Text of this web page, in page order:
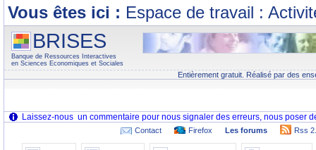
Vous êtes ici : Espace de travail :
BRISES
Banque de Ressources Interactives
en Sciences Economiques et Sociales
Entièrement gratuit. Réalisé par des
Contact Firefox Les forums Rss